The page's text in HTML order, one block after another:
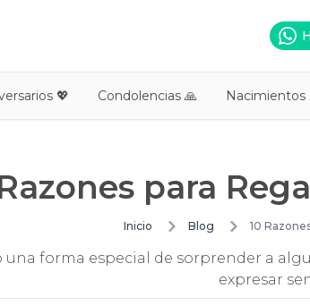
💖 Condolencias 🙏 Nacimientos
para
Inicio Blog 10
una forma especial de sorprender a
expresar